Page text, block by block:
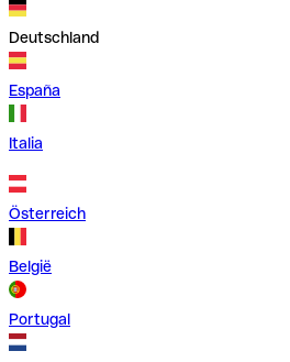
Deutschland
España
Italia
Österreich
België
Portugal